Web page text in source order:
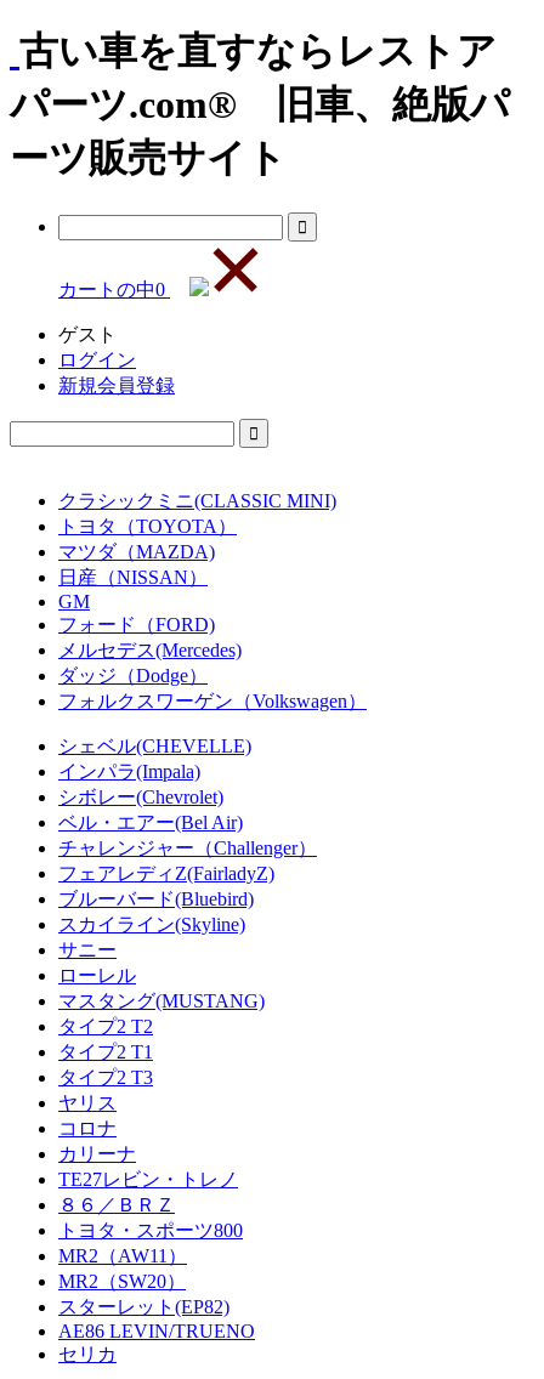
古い車を直すならレストア
パーツ.com® 旧車、絶版パ
ーツ販売サイト
カートの中0
ゲスト
ログイン
新規会員登録
クラシックミニ(CLASSIC MINI)
トヨタ（TOYOTA）
マツダ（MAZDA)
日産（NISSAN）
GM
フォード（FORD)
メルセデス(Mercedes)
ダッジ（Dodge）
フォルクスワーゲン（Volkswagen）
シェベル(CHEVELLE)
インパラ(Impala)
シボレー(Chevrolet)
ベル・エアー(Bel Air)
チャレンジャー（Challenger）
フェアレディZ(FairladyZ)
ブルーバード(Bluebird)
スカイライン(Skyline)
サニー
ローレル
マスタング(MUSTANG)
タイプ2 T2
タイプ2 T1
タイプ2 T3
ヤリス
コロナ
カリーナ
TE27レビン・トレノ
８６／ＢＲＺ
トヨタ・スポーツ800
MR2（AW11）
MR2（SW20）
スターレット(EP82)
AE86 LEVIN/TRUENO
セリカ